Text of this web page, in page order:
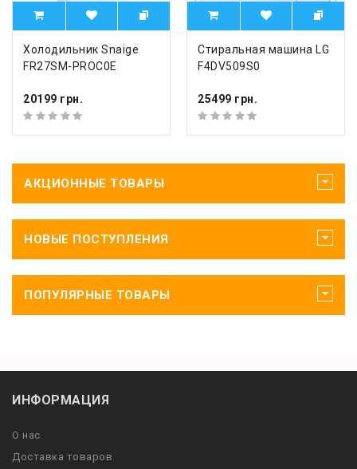
Холодильник Snaige
FR27SM-PROC0E
20199 грн.
Стиральная машина LG
F4DV509S0
25499 грн.
АКЦИОННЫЕ ТОВАРЫ
НОВЫЕ ПОСТУПЛЕНИЯ
ПОПУЛЯРНЫЕ ТОВАРЫ
ИНФОРМАЦИЯ
О нас
Доставка товаров